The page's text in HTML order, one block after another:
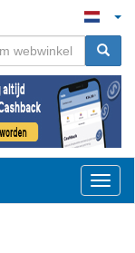
Toggle